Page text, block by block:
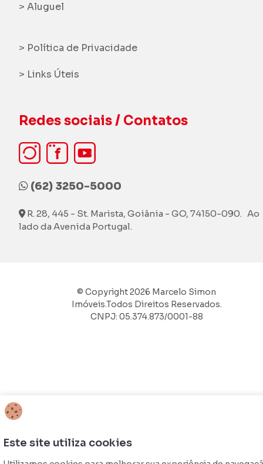
Este site utiliza cookies
> Aluguel
> Política de Privacidade
> Links Úteis
Redes sociais / Contatos
(62) 3250-5000
R. 28, 445 - St. Marista, Goiânia - GO, 74150-090. Ao
lado da Avenida Portugal.
© Copyright 2026 Marcelo Simon
Imóveis.Todos Direitos Reservados.
CNPJ: 05.374.873/0001-88